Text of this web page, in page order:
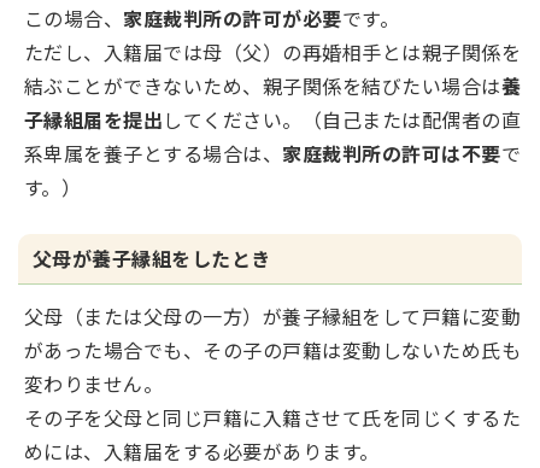
この場合、 家庭裁判所の許可が必要です。
ただし、入籍届では母（父）の再婚相手とは親子関係を
結ぶことができないため、親子関係を結びたい場合は養
子縁組届を提出してください。（自己または配偶者の直
系卑属を養子とする場合は、 家庭裁判所の許可は不要で
す。）
父母が養子縁組をしたとき
父母（または父母の一方）が養子縁組をして戸籍に変動
があった場合でも、その子の戸籍は変動しないため氏も
変わりません。
その子を父母と同じ戸籍に入籍させて氏を同じくするた
めには、入籍届をする必要があります。